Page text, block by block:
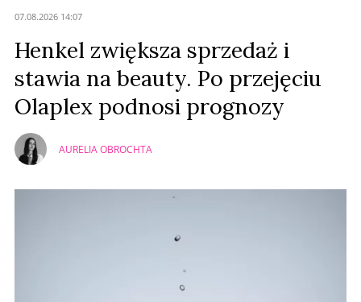
07.08.2026 14:07
Henkel zwiększa sprzedaż i
stawia na beauty. Po przejęciu
Olaplex podnosi prognozy
AURELIA OBROCHTA